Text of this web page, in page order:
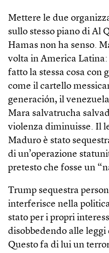
Mettere le due
sullo stesso piano di Al
Hamas non ha senso.
volta in America
fatto la stessa cosa con
come il cartello
generación, il
Mara salvatrucha
violenza diminuisse. Il
Maduro è stato
di un’operazione
pretesto che fosse un
Trump sequestra
interferisce nella
stato per i propri
disobbedendo alle leggi
Questo fa di lui un